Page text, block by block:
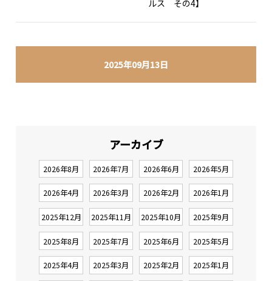
2025年09月13日
ルス その4】
アーカイブ
2026年8月 2026年7月 2026年6月 2026年5月
2026年4月 2026年3月 2026年2月 2026年1月
2025年12月 2025年11月 2025年10月 2025年9月
2025年8月 2025年7月 2025年6月 2025年5月
2025年4月 2025年3月 2025年2月 2025年1月